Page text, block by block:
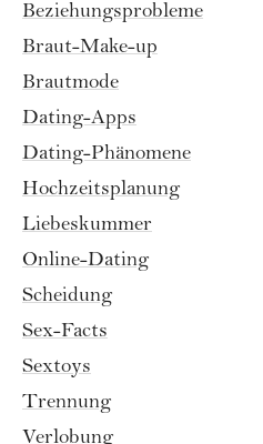
Beziehungsprobleme
Braut-Make-up
Brautmode
Dating-Apps
Dating-Phänomene
Hochzeitsplanung
Liebeskummer
Online-Dating
Scheidung
Sex-Facts
Sextoys
Trennung
Verlobung